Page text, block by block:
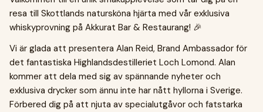
resa till Skottlands natursköna hjärta med vår exklusiva
whiskyprovning på Akkurat Bar & Restaurang! 🎉
Vi är glada att presentera Alan Reid, Brand Ambassador för
det fantastiska Highlandsdestilleriet Loch Lomond. Alan
kommer att dela med sig av spännande nyheter och
exklusiva drycker som ännu inte har nått hyllorna i Sverige.
Förbered dig på att njuta av specialutgåvor och fatstarka